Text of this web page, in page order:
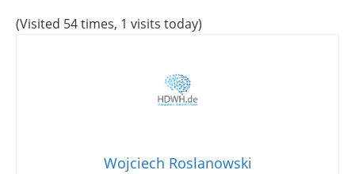
(Visited 54 times, 1 visits today)
Wojciech Roslanowski